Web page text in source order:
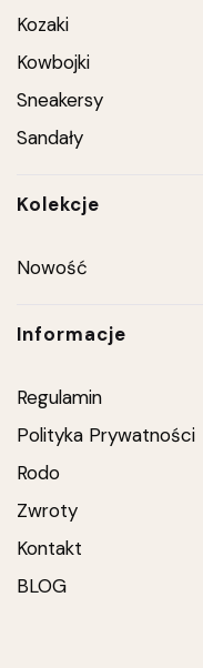
Kozaki
Kowbojki
Sneakersy
Sandały
Kolekcje
Nowość
Informacje
Regulamin
Polityka Prywatności
Rodo
Zwroty
Kontakt
BLOG